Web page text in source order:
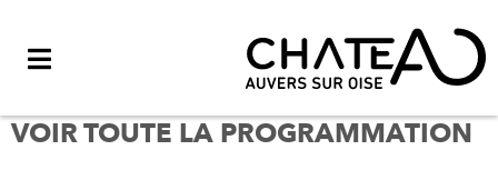
VOIR TOUTE LA PROGRAMMATION